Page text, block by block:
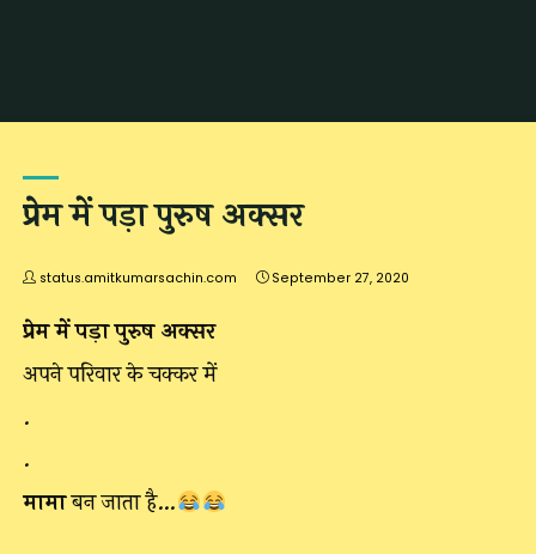
प्रेम में पड़ा पुरुष अक्सर
status.amitkumarsachin.com September 27, 2020
प्रेम में पड़ा पुरुष अक्सर
अपने परिवार के चक्कर में
.
.
मामाबन जाता है…